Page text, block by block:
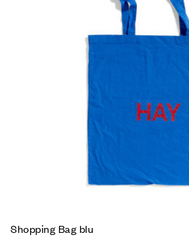
Shopping Bag blu